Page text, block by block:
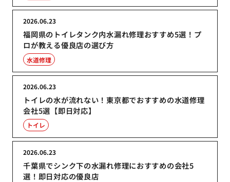
福岡県のトイレタンク内水漏れ修理おすすめ5選！プ
ロが教える優良店の選び方
2026.06.23
水道修理
トイレの水が流れない！東京都でおすすめの水道修理
会社5選【即日対応】
2026.06.23
トイレ
千葉県でシンク下の水漏れ修理におすすめの会社5
選！即日対応の優良店
2026.06.23